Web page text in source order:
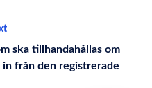
ska tillhandahållas om
in från den registrerade